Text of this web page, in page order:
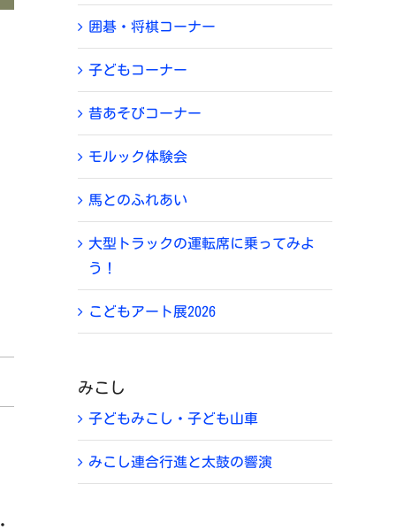
囲碁・将棋コーナー
子どもコーナー
昔あそびコーナー
モルック体験会
馬とのふれあい
大型トラックの運転席に乗ってみよ
う！
こどもアート展2026
みこし
子どもみこし・子ども山車
みこし連合行進と太鼓の響演